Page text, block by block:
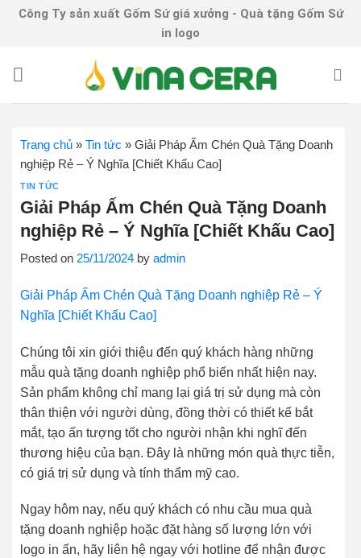
SkipCông Ty sản xuất Gốm Sứ giá xưởng - Quà tặng Gốm Sứ
in logo
Trang chủ » Tin tức » Giải Pháp Ấm Chén Quà Tặng Doanh
nghiệp Rẻ – Ý Nghĩa [Chiết Khấu Cao]
TIN TỨC
Giải Pháp Ấm Chén Quà Tặng Doanh
nghiệp Rẻ – Ý Nghĩa [Chiết Khấu Cao]
Posted on 25/11/2024 by admin
Giải Pháp Ấm Chén Quà Tặng Doanh nghiệp Rẻ – Ý
Nghĩa [Chiết Khấu Cao]
Chúng tôi xin giới thiệu đến quý khách hàng những
mẫu quà tặng doanh nghiệp phổ biến nhất hiện nay.
Sản phẩm không chỉ mang lại giá trị sử dụng mà còn
thân thiện với người dùng, đồng thời có thiết kế bắt
mắt, tạo ấn tượng tốt cho người nhận khi nghĩ đến
thương hiệu của bạn. Đây là những món quà thực tiễn,
có giá trị sử dụng và tính thẩm mỹ cao.
Ngay hôm nay, nếu quý khách có nhu cầu mua quà
tặng doanh nghiệp hoặc đặt hàng số lượng lớn với
logo in ấn, hãy liên hệ ngay với hotline để nhận được